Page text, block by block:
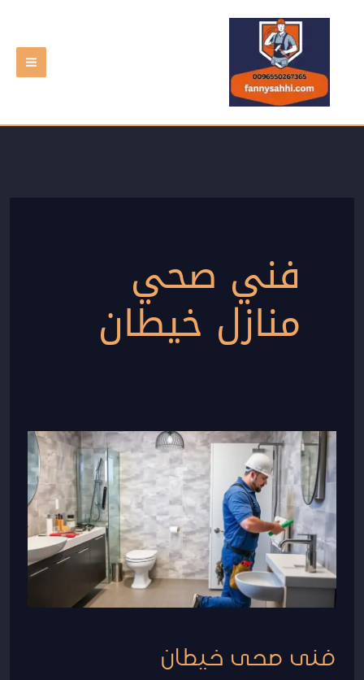
تخطي
المحتوى
فني صحي
منازل خيطان
فنى صحى خيطان
فنى
صحى
خيطان
|50267365
–
خدمات
سباكة